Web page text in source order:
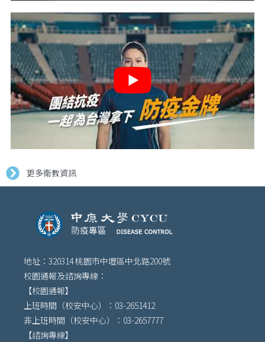
更多衛教資訊
地址：320314 桃園市中壢區中北路200號
校園通報及諮詢專線：
【校園通報】
上班時間（校安中心）：03-2651412
非上班時間（校安中心）：03-2657777
【諮詢專線】